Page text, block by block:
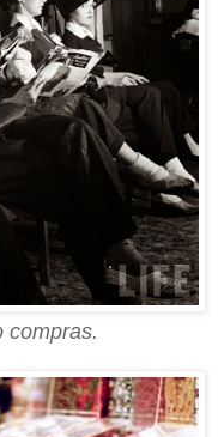
compras.